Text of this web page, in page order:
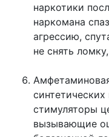
наркотики
наркомана
агрессию,
не снять
стимуляторы
вызывающие